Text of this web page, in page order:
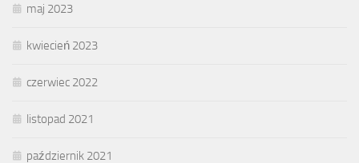
maj 2023
kwiecień 2023
czerwiec 2022
listopad 2021
październik 2021